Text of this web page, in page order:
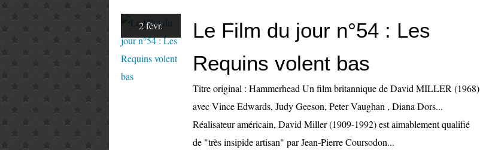
2 févr.
Le Film du jour n°54 : Les
Requins volent bas
Titre original : Hammerhead Un film britannique de David MILLER (1968)
avec Vince Edwards, Judy Geeson, Peter Vaughan , Diana Dors...
Réalisateur américain, David Miller (1909-1992) est aimablement qualifié
de "très insipide artisan" par Jean-Pierre Coursodon...